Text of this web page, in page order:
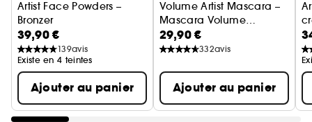
3 RAISONS D'UTILISER NOTRE CRAYON À LÈVRES :
Base adhérente : En utilisant notre crayon Artist
Color Pencil Extrême, vous maximisez la tenue de
votre rouge à lèvres jusqu'à 3 heures
Artist Face Powders –
Bronzer
39,90 €
139avis
Existe en 4 teintes
Ajouter au panier
Volume Artist Mascara –
Mascara Volume
Modulable, Sans Paquet
29,90 €
332avis
Ajouter au panier